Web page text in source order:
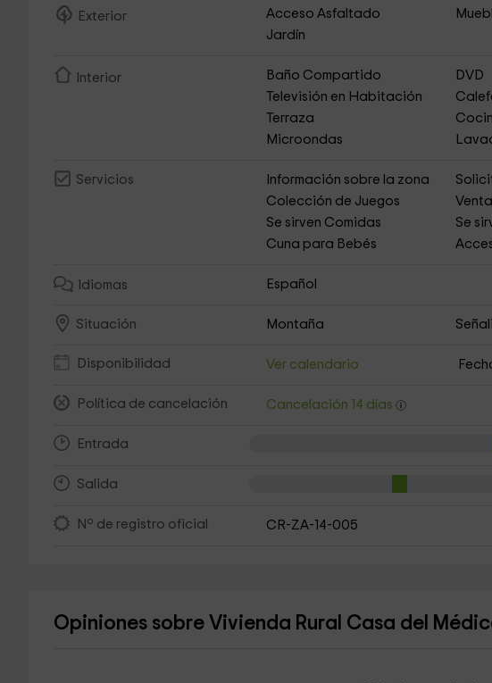
Exterior Acceso Asfaltado
Jardín
Interior Baño Compartido DVD
Televisión en Habitación
Terraza
Microondas
Servicios Información sobre la zona
Colección de Juegos
Se sirven Comidas
Se
Cuna para Bebés
Idiomas Español
Situación Montaña
Disponibilidad Ver calendario
Política de cancelación Cancelación 14 días
Entrada
Salida
Nº de registro oficial CR-ZA-14-005
Opiniones sobre Vivienda Rural Casa del